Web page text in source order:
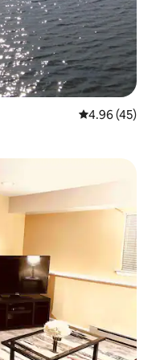
5 ರಲ್ಲಿ 4.96
4.96 (45)